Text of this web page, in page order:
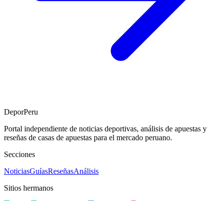
DeporPeru
Portal independiente de noticias deportivas, análisis de apuestas y
reseñas de casas de apuestas para el mercado peruano.
Secciones
NoticiasGuíasReseñasAnálisis
Sitios hermanos